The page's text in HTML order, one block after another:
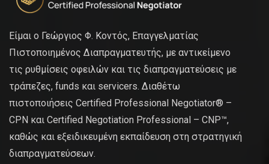
Είμαι ο Γεώργιος Φ. Κοντός, Επαγγελματίας
Πιστοποιημένος Διαπραγματευτής, με αντικείμενο
τις ρυθμίσεις οφειλών και τις διαπραγματεύσεις με
τράπεζες, funds και servicers. Διαθέτω
πιστοποιήσεις Certified Professional Negotiator® –
CPN και Certified Negotiation Professional – CNP™,
καθώς και εξειδικευμένη εκπαίδευση στη στρατηγική
διαπραγματεύσεων.